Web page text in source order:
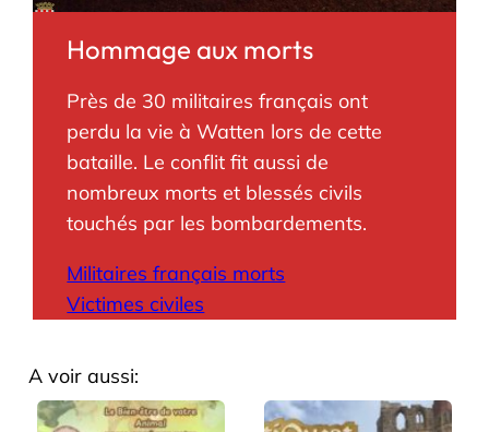
Hommage aux morts
Près de 30 militaires français ont
perdu la vie à Watten lors de cette
bataille. Le conflit fit aussi de
nombreux morts et blessés civils
touchés par les bombardements.
Militaires français morts
Victimes civiles
A voir aussi: